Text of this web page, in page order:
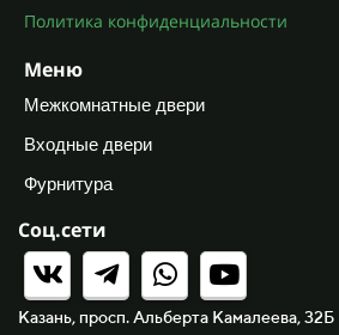
Политика конфиденциальности
Меню
Межкомнатные двери
Входные двери
Фурнитура
Соц.сети
Казань, просп. Альберта Камалеева, 32Б